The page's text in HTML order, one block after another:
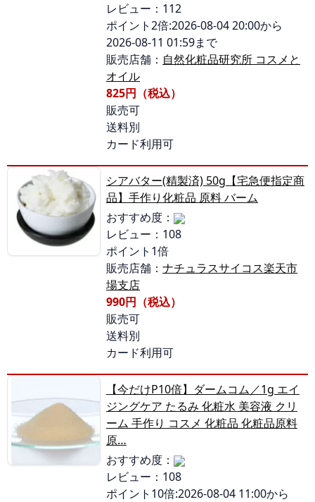
レビュー：112
ポイント2倍:2026-08-04 20:00から
2026-08-11 01:59まで
販売店舗： 自然化粧品研究所 コスメと
オイル
825円（税込）
販売可
送料別
カード利用可
シアバター(精製済) 50g【宅急便指定商
品】手作り化粧品 原料 バーム
おすすめ度：
レビュー：108
ポイント1倍
販売店舗： ナチュラスサイコス楽天市
場支店
990円（税込）
販売可
送料別
カード利用可
【今だけP10倍】ダームコム／1g エイ
ジングケア たるみ 化粧水 美容液 クリ
ーム 手作り コスメ 化粧品 化粧品原料
原…
おすすめ度：
レビュー：108
ポイント10倍:2026-08-04 11:00から